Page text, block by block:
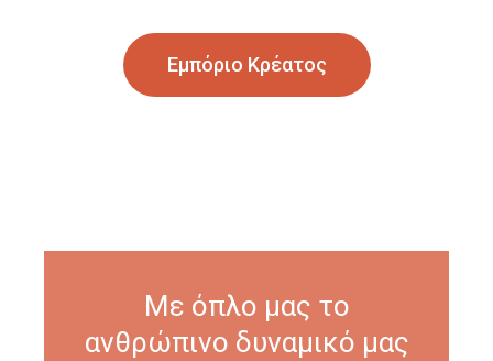
Εμπόριο Κρέατος
Με όπλο μας το
ανθρώπινο δυναμικό μας